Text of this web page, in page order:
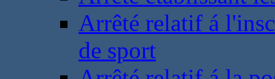
Arrêté relatif á
de sport